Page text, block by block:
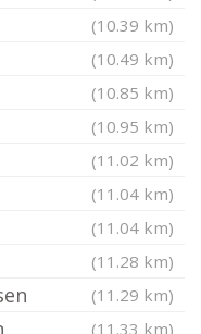
(10.39 km)
(10.49 km)
(10.85 km)
(10.95 km)
(11.02 km)
(11.04 km)
(11.04 km)
(11.28 km)
(11.29 km)
(11.33 km)